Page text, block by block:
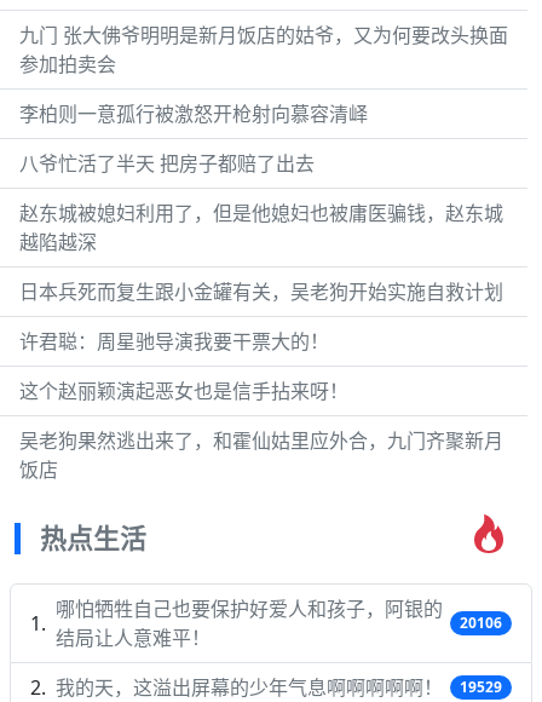
九门 张大佛爷明明是新月饭店的姑爷，又为何要改头换面
参加拍卖会
李柏则一意孤行被激怒开枪射向慕容清峄
八爷忙活了半天 把房子都赔了出去
赵东城被媳妇利用了，但是他媳妇也被庸医骗钱，赵东城
越陷越深
日本兵死而复生跟小金罐有关，吴老狗开始实施自救计划
许君聪：周星驰导演我要干票大的！
这个赵丽颖演起恶女也是信手拈来呀！
吴老狗果然逃出来了，和霍仙姑里应外合，九门齐聚新月
饭店
热点生活
哪怕牺牲自己也要保护好爱人和孩子，阿银的
结局让人意难平！
20106
我的天，这溢出屏幕的少年气息啊啊啊啊啊！ 19529